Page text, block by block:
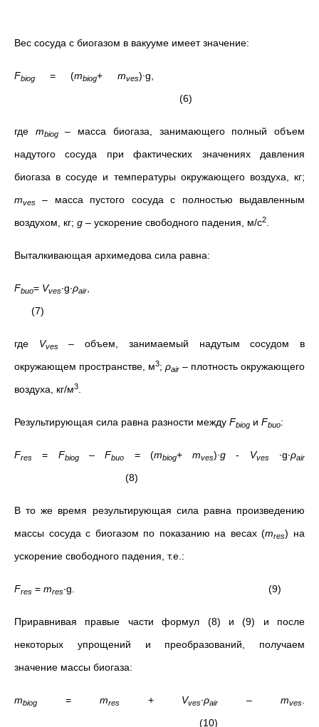
Вес сосуда с биогазом в вакууме имеет значение:
Fbiog = (тbiog+тves)∙g,
(6)
где тbiog– масса биогаза, занимающего полный объем
надутого сосуда при фактических значениях давления
биогаза в сосуде и температуры окружающего воздуха, кг;
тves
– масса пустого сосуда с полностью выдавленным
воздухом, кг; g – ускорение свободного падения, м/с2
Выталкивающая архимедова сила равна:
Fbuo= Vves∙g∙ρair
(7)
где Vves– объем, занимаемый надутым сосудом в
окружающем пространстве, м3; ρair – плотность окружающего
воздуха, кг/м3
Результирующая сила равна разности между Fbiog и Fbuo:
Fres = Fbiog–Fbuo = (тbiog+тves)∙g - Vves∙g∙ρair
(8)
В то же время результирующая сила равна произведению
массы сосуда с биогазом по показанию на весах (тres) на
ускорение свободного падения, т.е.:
Fres = тres∙g. (9)
Приравнивая правые части формул (8) и (9) и после
некоторых упрощений и преобразований, получаем
значение массы биогаза:
тbiog = тres+ Vves∙ρair –тves
(10)